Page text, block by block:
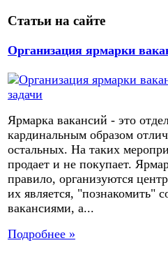
Статьи на сайте
Организация ярмарки
Ярмарка вакансий - это
кардинальным образом
остальных. На таких
продает и не покупает.
правило, организуются
их является, "познакомить"
вакансиями, а...
Подробнее »